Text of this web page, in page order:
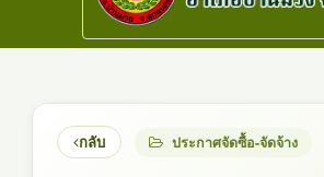
กลับ ประกาศจัดซื้อ-จัดจ้าง